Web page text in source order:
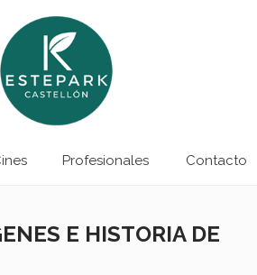
Profesionales Contacto
E HISTORIA DE